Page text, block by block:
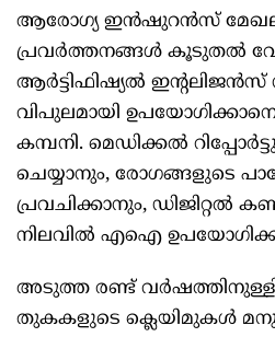
ആരോഗ്യ ഇൻഷുറൻസ്
പ്രവർത്തനങ്ങൾ കൂടുതൽ
ആർട്ടിഫിഷ്യൽ ഇന്റലിജൻസ്
വിപുലമായി
കമ്പനി. മെഡിക്കൽ
ചെയ്യാനും, രോഗങ്ങളുടെ
പ്രവചിക്കാനും,
നിലവിൽ എഐ
അടുത്ത രണ്ട്
തുകകളുടെ ക്ലെയിമുകൾ